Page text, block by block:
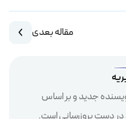
مقاله بعدی
جدید و بر اساس
در دست بروزرسانی است.